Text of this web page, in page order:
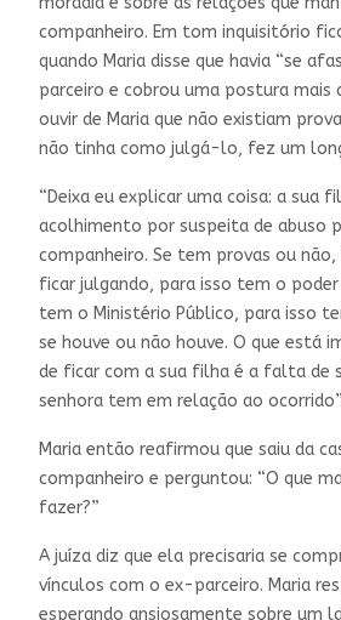
companheiro. Em tom inquisitório
quando Maria disse que havia “se
parceiro e cobrou uma postura mais
ouvir de Maria que não existiam
não tinha como julgá-lo, fez um
“Deixa eu explicar uma coisa: a sua
acolhimento por suspeita de abuso
companheiro. Se tem provas ou não,
ficar julgando, para isso tem o poder
tem o Ministério Público, para isso
se houve ou não houve. O que está
de ficar com a sua filha é a falta de
senhora tem em relação ao ocorrido”.
Maria então reafirmou que saiu da
companheiro e perguntou: “O que
fazer?”
A juíza diz que ela precisaria se
vínculos com o ex-parceiro. Maria
esperando ansiosamente sobre um